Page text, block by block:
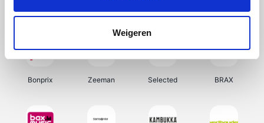
Weigeren
My Jewellery Tennis Point Samsung Delonghi
Bonprix Zeeman Selected BRAX